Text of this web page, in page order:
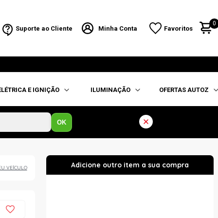
Suporte ao Cliente Minha Conta Favoritos
0
E IGNIÇÃO ILUMINAÇÃO OFERTAS AUTOZ
OK
VEÍCULO